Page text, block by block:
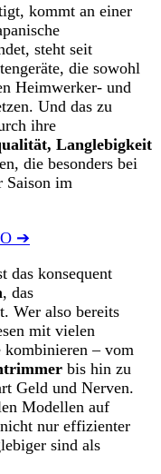
kommt an einer
steht seit
die sowohl
Heimwerker- und
Und das zu
ihre
Langlebigkeit
die besonders bei
Saison im
➔
das konsequent
, das
Wer also bereits
mit vielen
– vom
bis hin zu
Geld und Nerven.
Modellen auf
nur effizienter
sind als